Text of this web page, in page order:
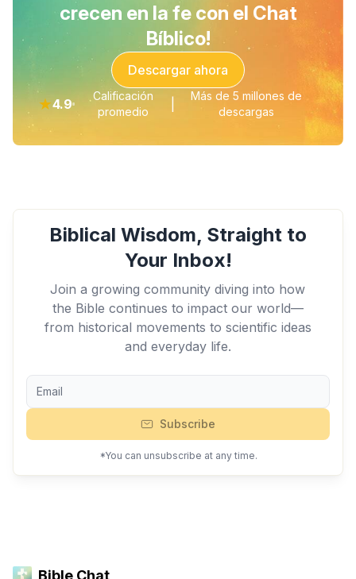
crecen en la fe con el Chat
Bíblico!
Descargar ahora
★4.9
Calificación
promedio
Más de 5 millones de
descargas
Biblical Wisdom, Straight to
Your Inbox!
Join a growing community diving into how
the Bible continues to impact our world—
from historical movements to scientific ideas
and everyday life.
Subscribe
*You can unsubscribe at any time.
Bible Chat